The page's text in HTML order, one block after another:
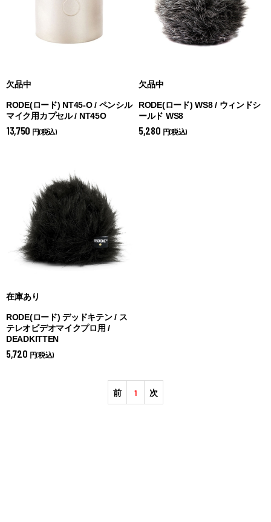
欠品中
RODE(ロード) NT45-O / ペンシル
マイク用カプセル / NT45O
13,750 円(税込)
欠品中
RODE(ロード) WS8 / ウィンドシ
ールド WS8
5,280 円(税込)
在庫あり
RODE(ロード) デッドキテン / ス
テレオビデオマイクプロ用 /
DEADKITTEN
5,720 円(税込)
前 1 次